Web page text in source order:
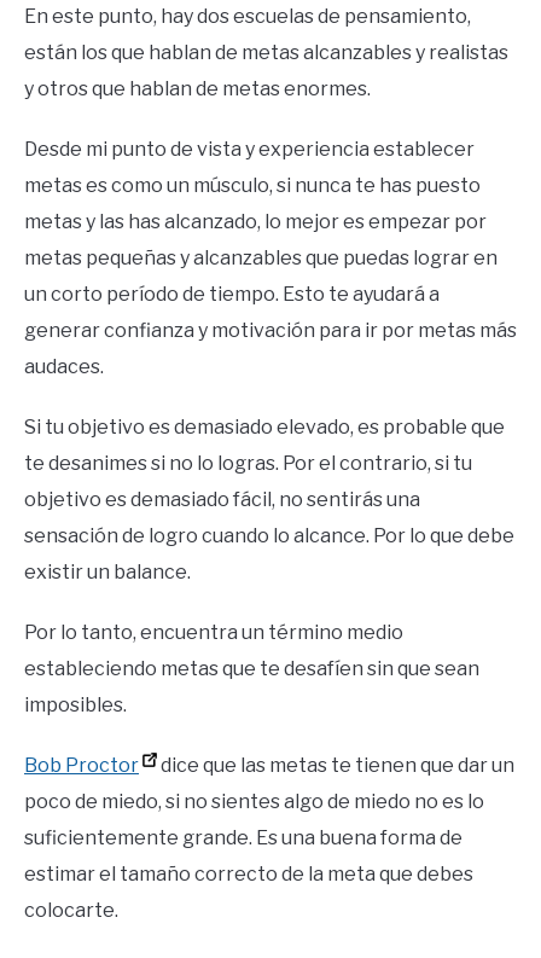
En este punto, hay dos escuelas de pensamiento,
están los que hablan de metas alcanzables y realistas
y otros que hablan de metas enormes.
Desde mi punto de vista y experiencia establecer
metas es como un músculo, si nunca te has puesto
metas y las has alcanzado, lo mejor es empezar por
metas pequeñas y alcanzables que puedas lograr en
un corto período de tiempo. Esto te ayudará a
generar confianza y motivación para ir por metas más
audaces.
Si tu objetivo es demasiado elevado, es probable que
te desanimes si no lo logras. Por el contrario, si tu
objetivo es demasiado fácil, no sentirás una
sensación de logro cuando lo alcance. Por lo que debe
existir un balance.
Por lo tanto, encuentra un término medio
estableciendo metas que te desafíen sin que sean
imposibles.
Bob Proctor
dice que las metas te tienen que dar un
poco de miedo, si no sientes algo de miedo no es lo
suficientemente grande. Es una buena forma de
estimar el tamaño correcto de la meta que debes
colocarte.